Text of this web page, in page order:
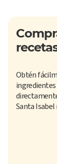
Obtén
ingredientes
Santa Isabel